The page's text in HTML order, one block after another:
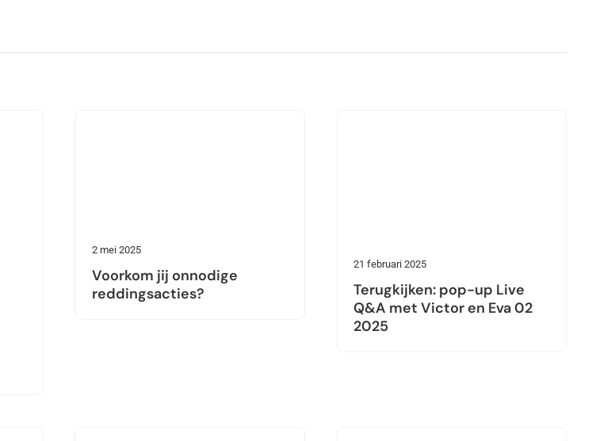
2 mei 2025
Voorkom jij onnodige
reddingsacties?
21 februari 2025
Terugkijken: pop-up Live
Q&A met Victor en Eva 02
2025